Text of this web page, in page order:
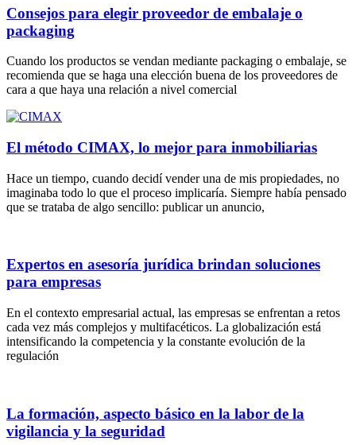
Consejos para elegir proveedor de embalaje o
packaging
Cuando los productos se vendan mediante packaging o embalaje, se
recomienda que se haga una elección buena de los proveedores de
cara a que haya una relación a nivel comercial
El método CIMAX, lo mejor para inmobiliarias
Hace un tiempo, cuando decidí vender una de mis propiedades, no
imaginaba todo lo que el proceso implicaría. Siempre había pensado
que se trataba de algo sencillo: publicar un anuncio,
Expertos en asesoría jurídica brindan soluciones
para empresas
En el contexto empresarial actual, las empresas se enfrentan a retos
cada vez más complejos y multifacéticos. La globalización está
intensificando la competencia y la constante evolución de la
regulación
La formación, aspecto básico en la labor de la
vigilancia y la seguridad